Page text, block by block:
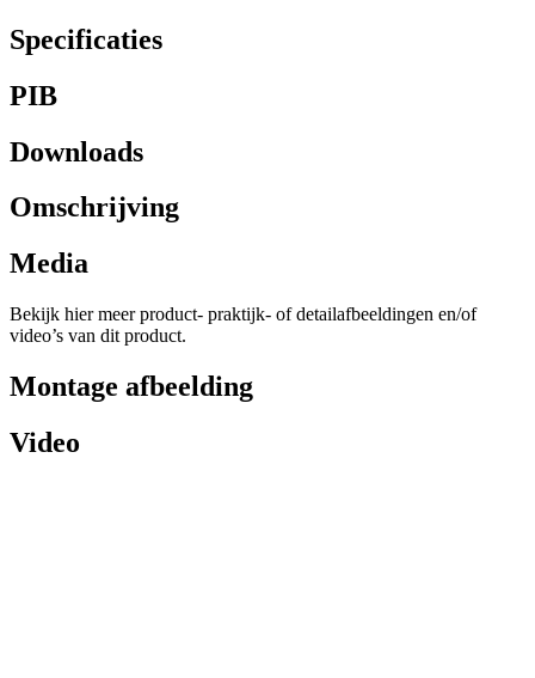
Specificaties
PIB
Downloads
Omschrijving
Media
Bekijk hier meer product- praktijk- of detailafbeeldingen en/of
video’s van dit product.
Montage afbeelding
Video